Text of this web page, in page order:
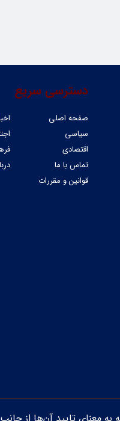
دسترسی سریع
صفحه اصلی
سیاسی
اقتصادی
تماس با ما
قوانین و مقررات